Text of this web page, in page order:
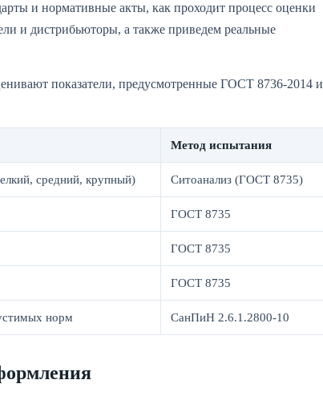
и нормативные акты, как проходит процесс оценки
и дистрибьюторы, а также приведем реальные
показатели, предусмотренные ГОСТ 8736-2014 и
Метод испытания
средний, крупный) Ситоанализ (ГОСТ 8735)
ГОСТ 8735
ГОСТ 8735
ГОСТ 8735
норм СанПиН 2.6.1.2800-10